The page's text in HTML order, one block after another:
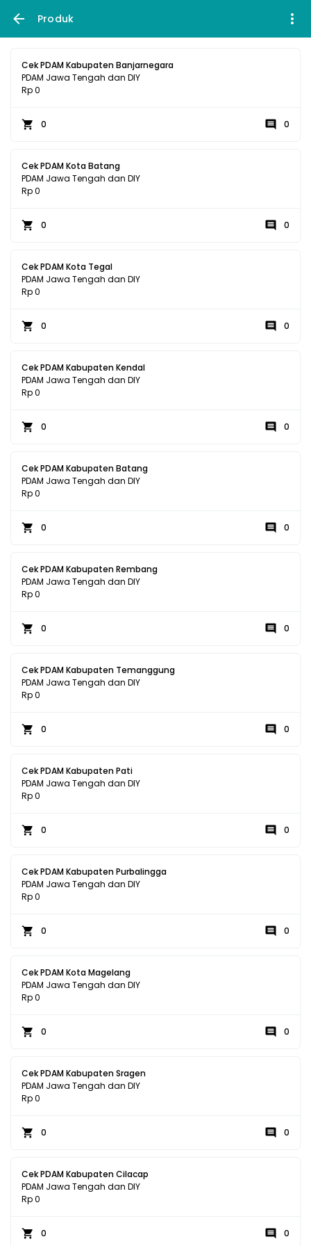
Produk
Cek PDAM Kabupaten Banjarnegara
PDAM Jawa Tengah dan DIY
Rp 0
0 0
Cek PDAM Kota Batang
PDAM Jawa Tengah dan DIY
Rp 0
0 0
Cek PDAM Kota Tegal
PDAM Jawa Tengah dan DIY
Rp 0
0 0
Cek PDAM Kabupaten Kendal
PDAM Jawa Tengah dan DIY
Rp 0
0 0
Cek PDAM Kabupaten Batang
PDAM Jawa Tengah dan DIY
Rp 0
0 0
Cek PDAM Kabupaten Rembang
PDAM Jawa Tengah dan DIY
Rp 0
0 0
Cek PDAM Kabupaten Temanggung
PDAM Jawa Tengah dan DIY
Rp 0
0 0
Cek PDAM Kabupaten Pati
PDAM Jawa Tengah dan DIY
Rp 0
0 0
Cek PDAM Kabupaten Purbalingga
PDAM Jawa Tengah dan DIY
Rp 0
0 0
Cek PDAM Kota Magelang
PDAM Jawa Tengah dan DIY
Rp 0
0 0
Cek PDAM Kabupaten Sragen
PDAM Jawa Tengah dan DIY
Rp 0
0 0
Cek PDAM Kabupaten Cilacap
PDAM Jawa Tengah dan DIY
Rp 0
0 0